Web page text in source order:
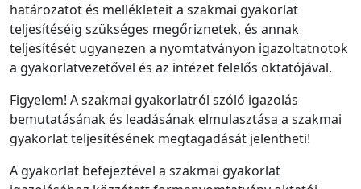
határozatot és mellékleteit a szakmai gyakorlat
teljesítéséig szükséges megőriznetek, és annak
teljesítését ugyanezen a nyomtatványon igazoltatnotok
a gyakorlatvezetővel és az intézet felelős oktatójával.
Figyelem! A szakmai gyakorlatról szóló igazolás
bemutatásának és leadásának elmulasztása a szakmai
gyakorlat teljesítésének megtagadását jelentheti!
A gyakorlat befejeztével a szakmai gyakorlat